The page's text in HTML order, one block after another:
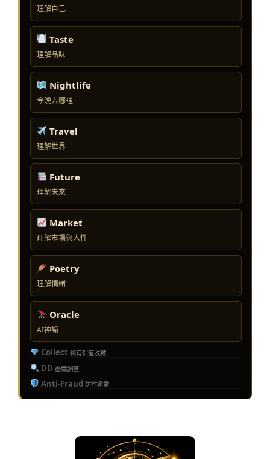
理解自己
Taste
理解品味
Nightlife
今晚去哪裡
Travel
理解世界
Future
理解未來
Market
理解市場與人性
Poetry
理解情緒
Oracle
AI神諭
Collect 稀有保值收藏
DD 盡職調查
Anti-Fraud 防詐避雷